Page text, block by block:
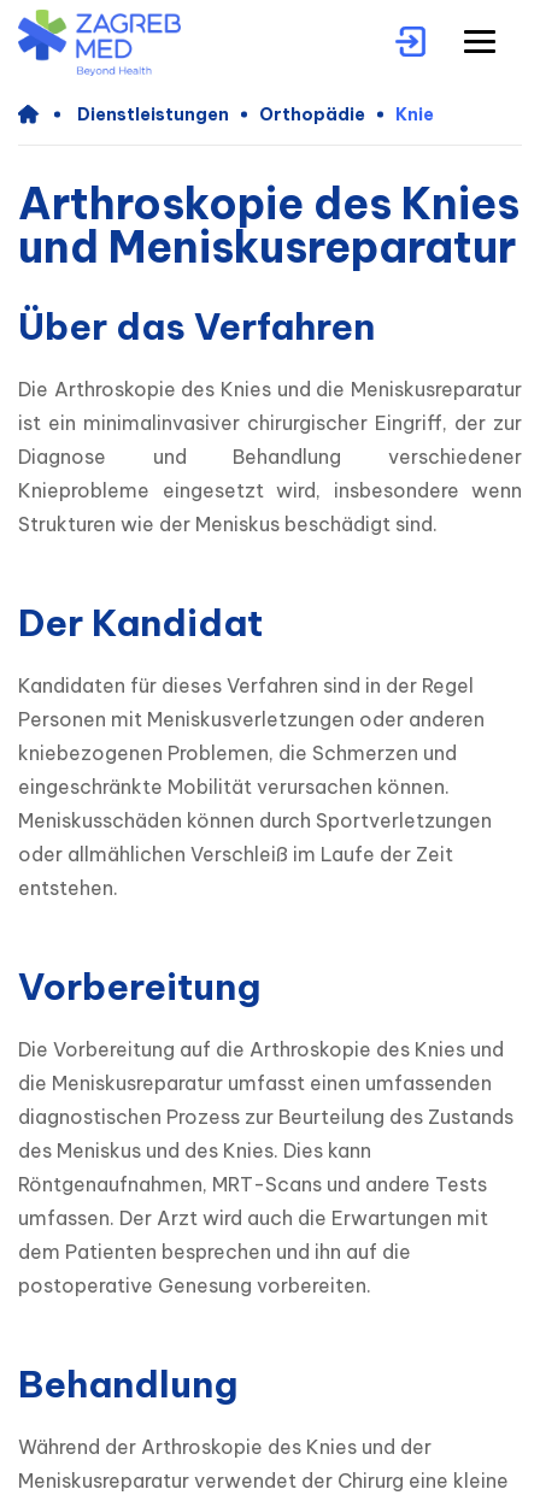
Dienstleistungen Orthopädie Knie
Arthroskopie des Knies
und Meniskusreparatur
Über das Verfahren
Die Arthroskopie des Knies und die Meniskusreparatur
ist ein minimalinvasiver chirurgischer Eingriff, der zur
Diagnose und Behandlung verschiedener
Knieprobleme eingesetzt wird, insbesondere wenn
Strukturen wie der Meniskus beschädigt sind.
Der Kandidat
Kandidaten für dieses Verfahren sind in der Regel
Personen mit Meniskusverletzungen oder anderen
kniebezogenen Problemen, die Schmerzen und
eingeschränkte Mobilität verursachen können.
Meniskusschäden können durch Sportverletzungen
oder allmählichen Verschleiß im Laufe der Zeit
entstehen.
Vorbereitung
Die Vorbereitung auf die Arthroskopie des Knies und
die Meniskusreparatur umfasst einen umfassenden
diagnostischen Prozess zur Beurteilung des Zustands
des Meniskus und des Knies. Dies kann
Röntgenaufnahmen, MRT-Scans und andere Tests
umfassen. Der Arzt wird auch die Erwartungen mit
dem Patienten besprechen und ihn auf die
postoperative Genesung vorbereiten.
Behandlung
Während der Arthroskopie des Knies und der
Meniskusreparatur verwendet der Chirurg eine kleine